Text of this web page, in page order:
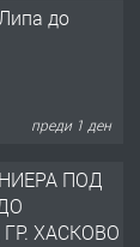
до
преди 1 ден
ПОД
ХАСКОВО